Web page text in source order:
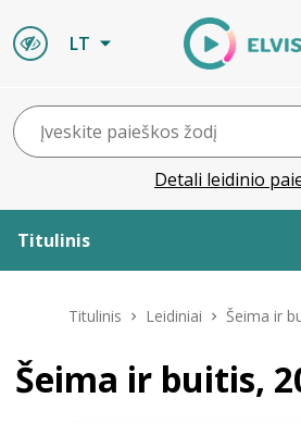
LT
Detali leidinio
Titulinis
Leidiniai
Titulinis Leidiniai Šeima ir
Šeima ir buitis,